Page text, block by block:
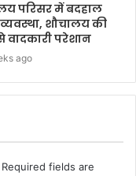
परिसर में बदहाल
शौचालय की
वादकारी परेशान
ago
Required fields are